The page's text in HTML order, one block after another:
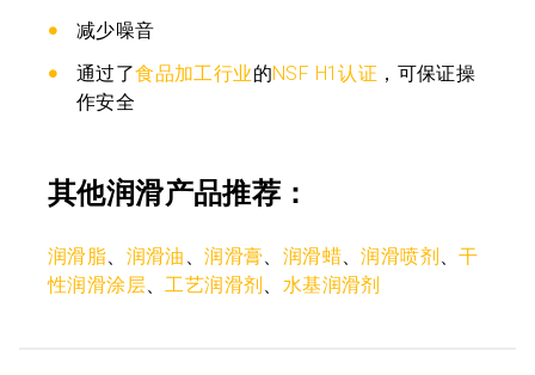
减少噪音
通过了食品加工行业的NSF H1认证 ，可保证操
作安全
其他润滑产品推荐：
润滑脂、 润滑油 、润滑膏、 润滑蜡、润滑喷剂、干
性润滑涂层、工艺润滑剂、 水基润滑剂